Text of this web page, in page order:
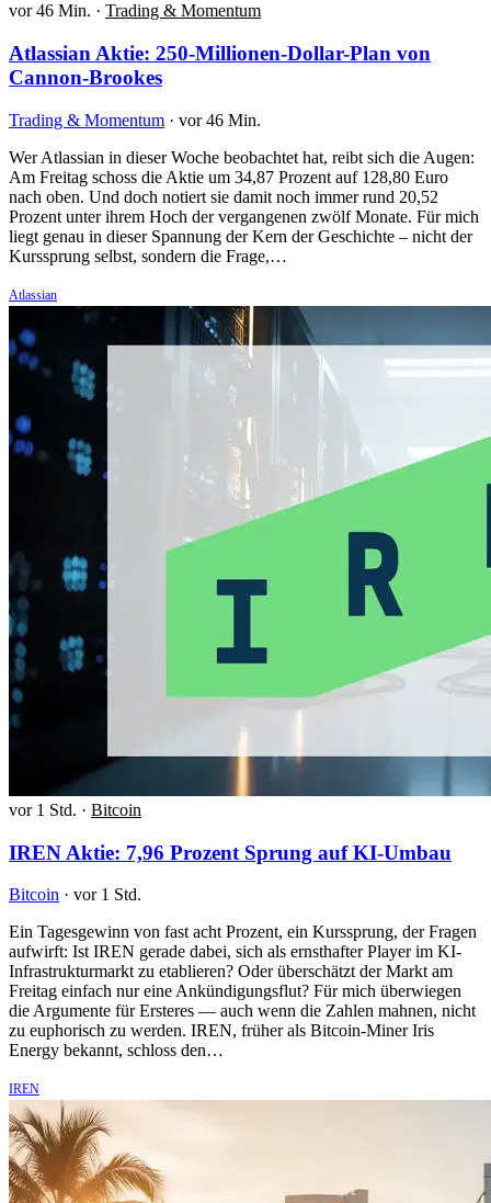
vor 46 Min. · Trading & Momentum
Atlassian Aktie: 250-Millionen-Dollar-Plan von
Cannon-Brookes
Trading & Momentum · vor 46 Min.
Wer Atlassian in dieser Woche beobachtet hat, reibt sich die Augen:
Am Freitag schoss die Aktie um 34,87 Prozent auf 128,80 Euro
nach oben. Und doch notiert sie damit noch immer rund 20,52
Prozent unter ihrem Hoch der vergangenen zwölf Monate. Für mich
liegt genau in dieser Spannung der Kern der Geschichte – nicht der
Kurssprung selbst, sondern die Frage,…
Atlassian
vor 1 Std. · Bitcoin
IREN Aktie: 7,96 Prozent Sprung auf KI-Umbau
Bitcoin · vor 1 Std.
Ein Tagesgewinn von fast acht Prozent, ein Kurssprung, der Fragen
aufwirft: Ist IREN gerade dabei, sich als ernsthafter Player im KI-
Infrastrukturmarkt zu etablieren? Oder überschätzt der Markt am
Freitag einfach nur eine Ankündigungsflut? Für mich überwiegen
die Argumente für Ersteres — auch wenn die Zahlen mahnen, nicht
zu euphorisch zu werden. IREN, früher als Bitcoin-Miner Iris
Energy bekannt, schloss den…
IREN